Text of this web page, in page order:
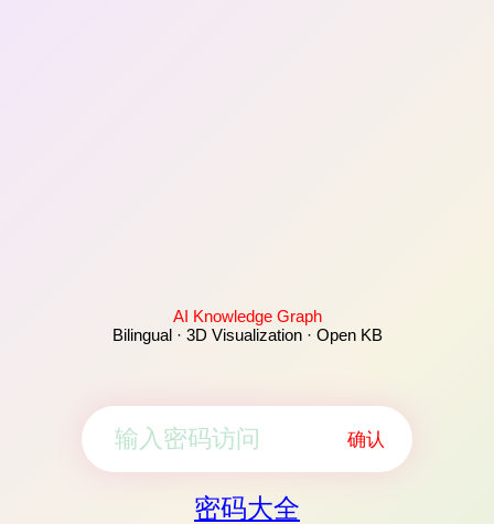
AI Knowledge Graph
Bilingual · 3D Visualization · Open KB
确认
密码大全